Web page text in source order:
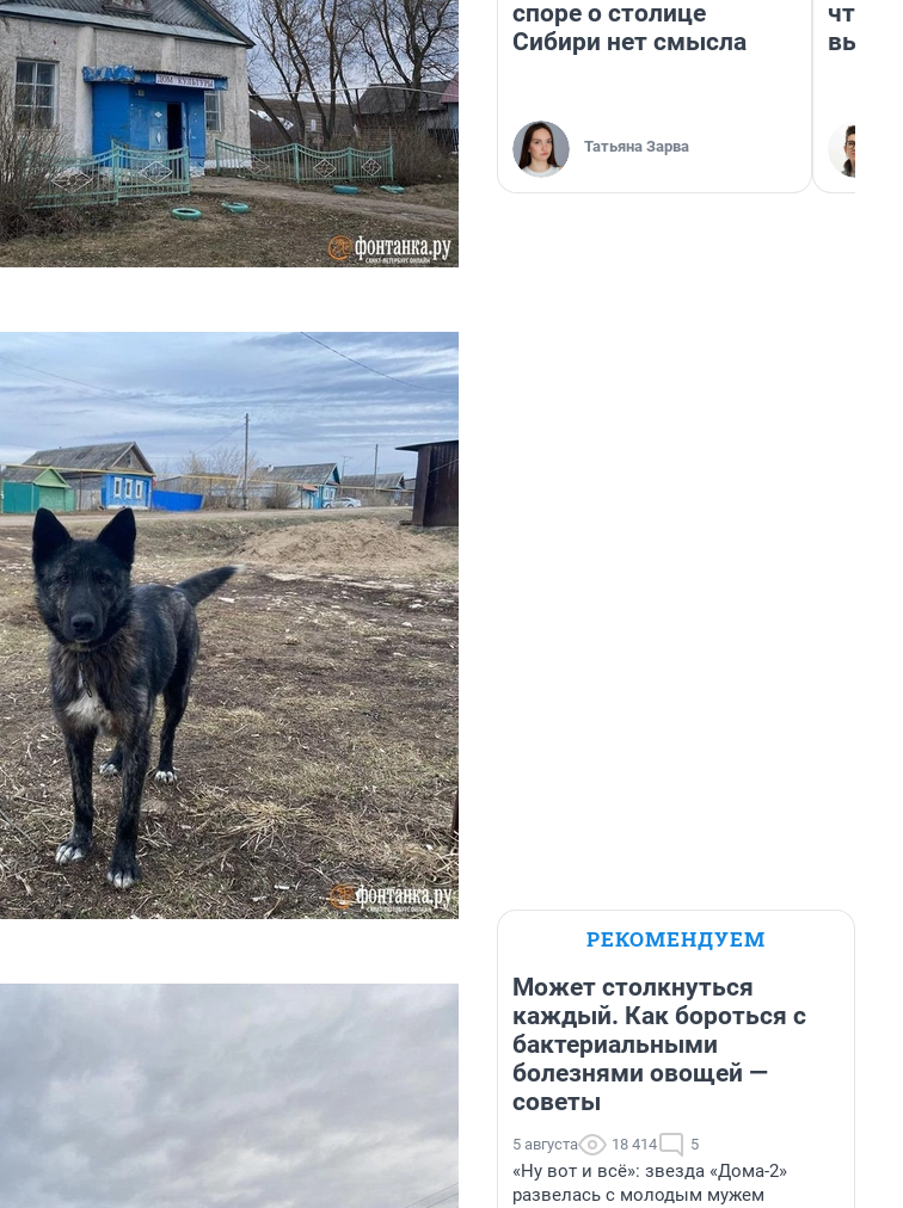
споре о столице
Сибири нет смысла
Татьяна Зарва
РЕКОМЕНДУЕМ
Может столкнуться
каждый. Как бороться с
бактериальными
болезнями овощей —
советы
5 августа 18 414 5
«Ну вот и всё»: звезда «Дома-2»
развелась с молодым мужем